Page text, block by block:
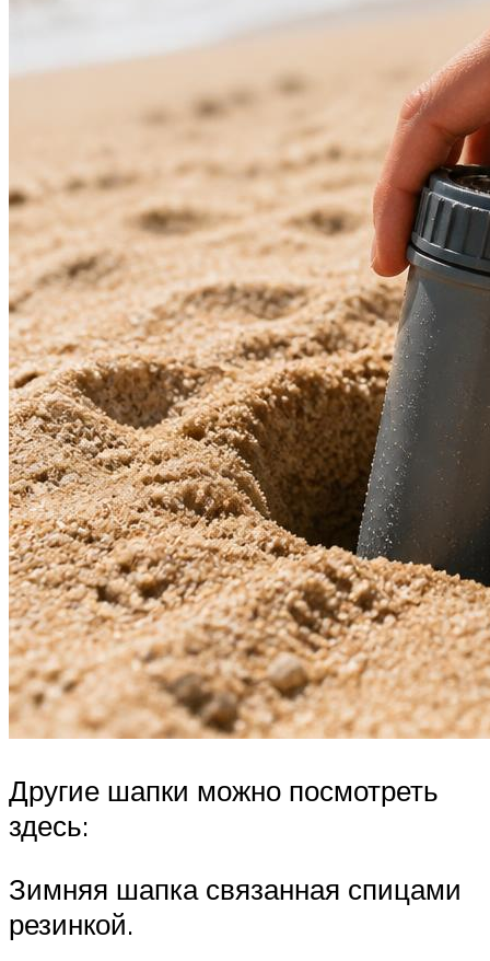
Другие шапки можно посмотреть
здесь:
Зимняя шапка связанная спицами
резинкой.